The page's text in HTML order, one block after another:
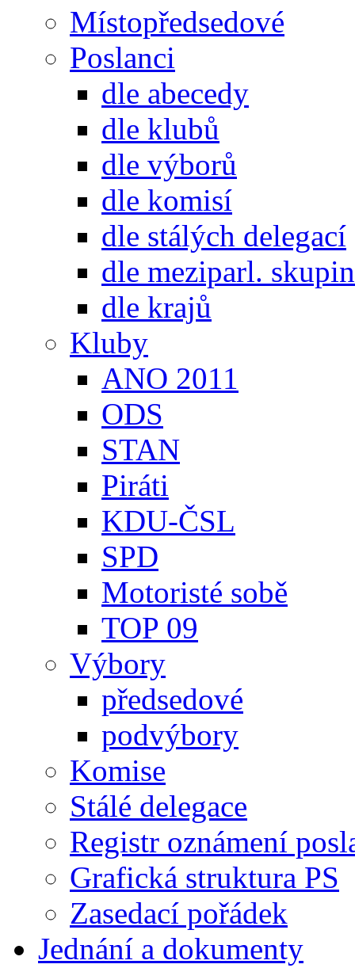
Místopředsedové
Poslanci
dle abecedy
dle klubů
dle výborů
dle komisí
dle stálých delegací
dle meziparl. skupin
dle krajů
Kluby
ANO 2011
ODS
STAN
Piráti
KDU-ČSL
SPD
Motoristé sobě
TOP 09
Výbory
předsedové
podvýbory
Komise
Stálé delegace
Registr oznámení
Grafická struktura PS
Zasedací pořádek
Jednání a dokumenty